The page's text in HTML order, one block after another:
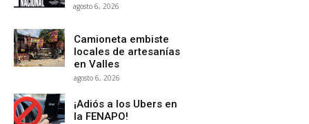
agosto 6, 2026
Camioneta embiste
locales de artesanías
en Valles
agosto 6, 2026
¡Adiós a los Ubers en
la FENAPO!